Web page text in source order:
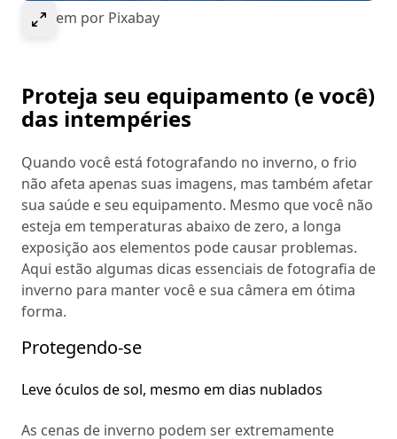
Selecione para expandir a imagem
Imagem por Pixabay
Proteja seu equipamento (e você)
das intempéries
Quando você está fotografando no inverno, o frio
não afeta apenas suas imagens, mas também afetar
sua saúde e seu equipamento. Mesmo que você não
esteja em temperaturas abaixo de zero, a longa
exposição aos elementos pode causar problemas.
Aqui estão algumas dicas essenciais de fotografia de
inverno para manter você e sua câmera em ótima
forma.
Protegendo-se
Leve óculos de sol, mesmo em dias nublados
As cenas de inverno podem ser extremamente